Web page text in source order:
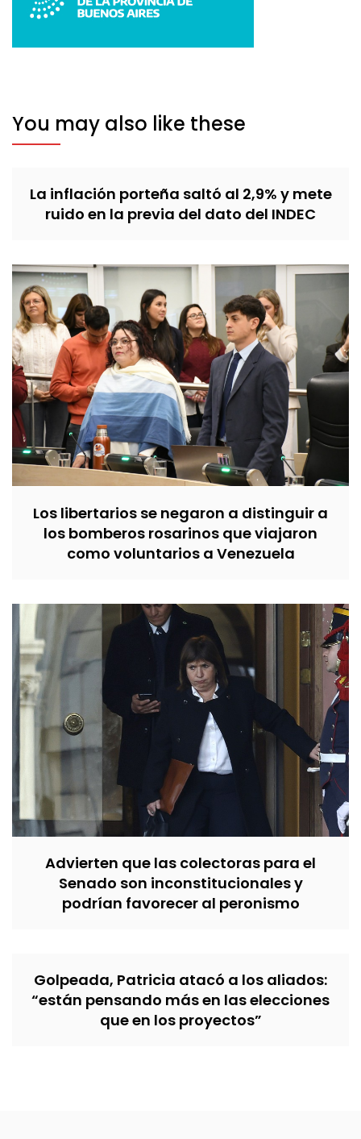
You may also like these
La inflación porteña saltó al 2,9% y mete
ruido en la previa del dato del INDEC
Los libertarios se negaron a distinguir a
los bomberos rosarinos que viajaron
como voluntarios a Venezuela
Advierten que las colectoras para el
Senado son inconstitucionales y
podrían favorecer al peronismo
Golpeada, Patricia atacó a los aliados:
“están pensando más en las elecciones
que en los proyectos”